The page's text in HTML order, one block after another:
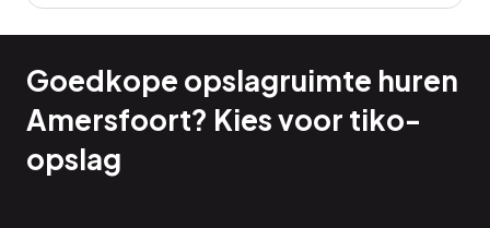
Goedkope opslagruimte huren
Amersfoort? Kies voor tiko-
opslag